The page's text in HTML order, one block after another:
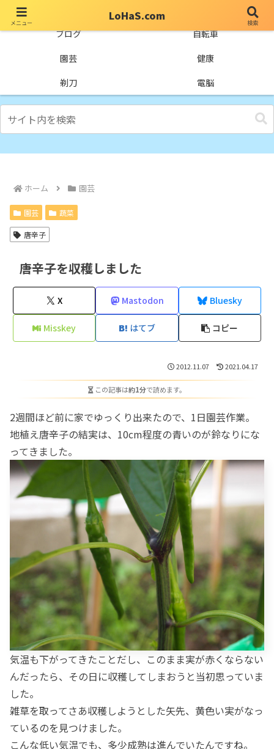
ブログ
自転車
園芸
健康
剃刀
電脳
ホーム 園芸
園芸 蔬菜
唐辛子
唐辛子を収穫しました
X Mastodon Bluesky
Misskey はてブ コピー
2012.11.07 2021.04.17
この記事は約1分で読めます。
2週間ほど前に家でゆっくり出来たので、1日園芸作業。
地植え唐辛子の結実は、10cm程度の青いのが鈴なりにな
ってきました。
気温も下がってきたことだし、このまま実が赤くならない
んだったら、その日に収穫してしまおうと当初思っていま
した。
雑草を取ってさあ収穫しようとした矢先、黄色い実がなっ
ているのを見つけました。
こんな低い気温でも、多少成熟は進んでいたんですね。
メニュー
LoHaS.com
検索